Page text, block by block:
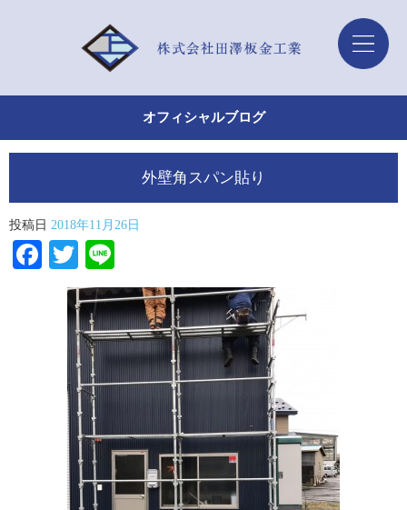
オフィシャルブログ
外壁角スパン貼り
投稿日 2018年11月26日
Facebook
Twitter